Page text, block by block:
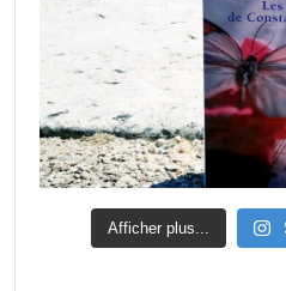
Afficher plus...